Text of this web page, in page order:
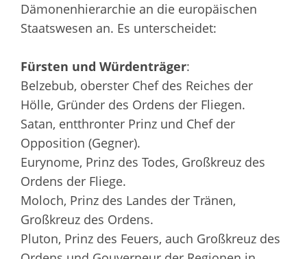
Dämonenhierarchie an die europäischen
Staatswesen an. Es unterscheidet:
Fürsten und Würdenträger:
Belzebub, oberster Chef des Reiches der
Hölle, Gründer des Ordens der Fliegen.
Satan, entthronter Prinz und Chef der
Opposition (Gegner).
Eurynome, Prinz des Todes, Großkreuz des
Ordens der Fliege.
Moloch, Prinz des Landes der Tränen,
Großkreuz des Ordens.
Pluton, Prinz des Feuers, auch Großkreuz des